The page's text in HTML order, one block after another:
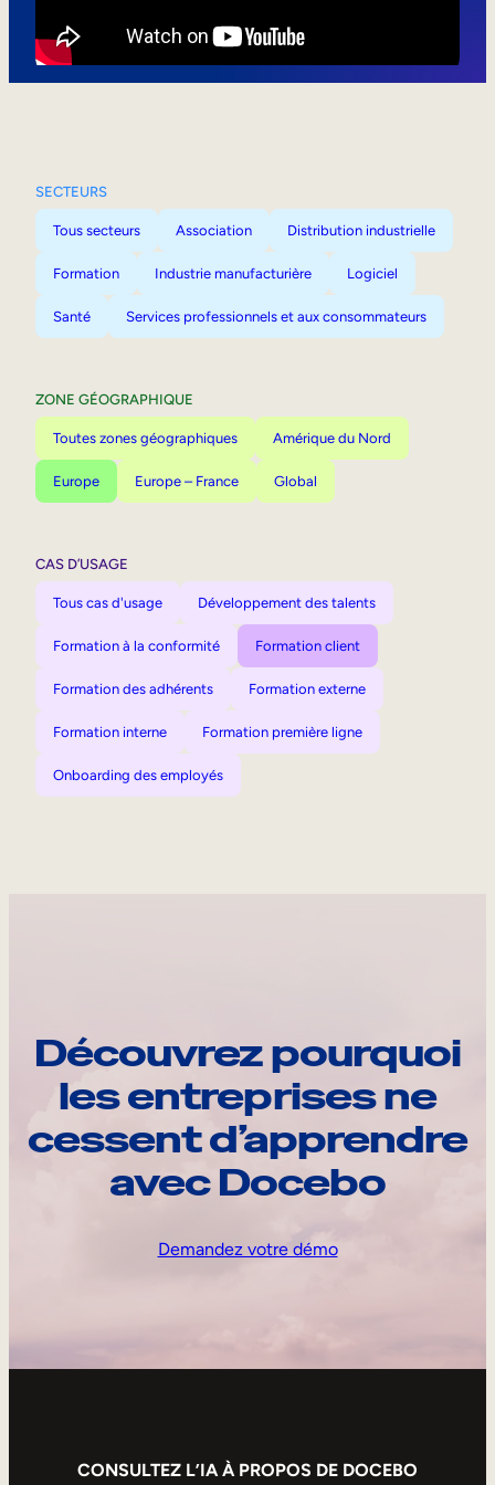
SECTEURS
Tous secteurs Association Distribution industrielle
Formation Industrie manufacturière Logiciel
Santé Services professionnels et aux consommateurs
ZONE GÉOGRAPHIQUE
Toutes zones géographiques Amérique du Nord
Europe Europe – France Global
CAS D’USAGE
Tous cas d'usage Développement des talents
Formation à la conformité Formation client
Formation des adhérents Formation externe
Formation interne Formation première ligne
Onboarding des employés
Découvrez pourquoi
les entreprises ne
cessent d’apprendre
avec Docebo
Demandez votre démo
CONSULTEZ L’IA À PROPOS DE DOCEBO